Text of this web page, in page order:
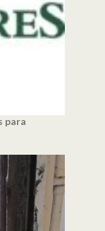
para